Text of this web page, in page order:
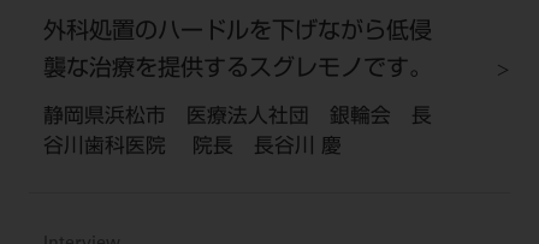
外科処置のハードルを下げながら低侵
襲な治療を提供するスグレモノです。
静岡県浜松市 医療法人社団 銀輪会 長
谷川歯科医院 院長 長谷川 慶